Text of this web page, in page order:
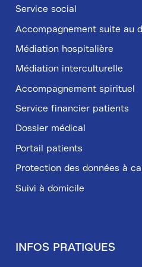
Service social
Accompagnement suite au
Médiation hospitalière
Médiation interculturelle
Accompagnement spirituel
Service financier patients
Dossier médical
Portail patients
Protection des données à
Suivi à domicile
INFOS PRATIQUES